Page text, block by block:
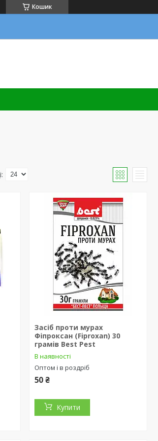
Кошик
Засіб проти мурах
Фіпроксан (Fiproxan) 30
грамів Best Pest
В наявності
Оптом і в роздріб
50 ₴
Купити